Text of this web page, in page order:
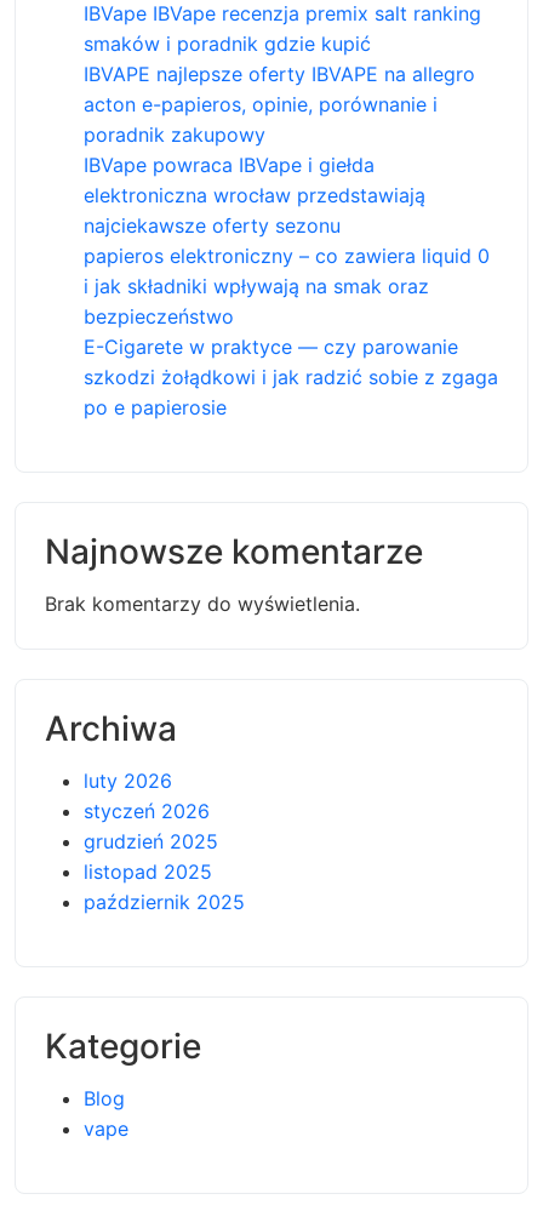
IBVape IBVape recenzja premix salt ranking
smaków i poradnik gdzie kupić
IBVAPE najlepsze oferty IBVAPE na allegro
acton e-papieros, opinie, porównanie i
poradnik zakupowy
IBVape powraca IBVape i giełda
elektroniczna wrocław przedstawiają
najciekawsze oferty sezonu
papieros elektroniczny – co zawiera liquid 0
i jak składniki wpływają na smak oraz
bezpieczeństwo
E-Cigarete w praktyce — czy parowanie
szkodzi żołądkowi i jak radzić sobie z zgaga
po e papierosie
Najnowsze komentarze
Brak komentarzy do wyświetlenia.
Archiwa
luty 2026
styczeń 2026
grudzień 2025
listopad 2025
październik 2025
Kategorie
Blog
vape